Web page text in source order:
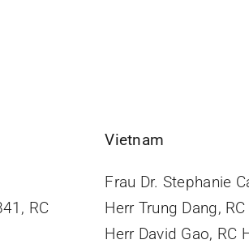
RC
Vietnam
Frau Dr. Stephanie
Herr Trung Dang,
Herr David Gao, RC